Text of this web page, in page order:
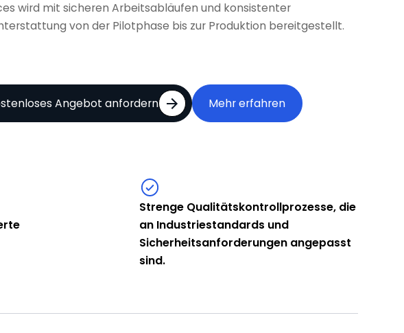
wird mit sicheren Arbeitsabläufen und konsistenter
von der Pilotphase bis zur Produktion bereitgestellt.
Angebot anfordern Mehr erfahren
Strenge Qualitätskontrollprozesse, die
an Industriestandards und
Sicherheitsanforderungen angepasst
sind.